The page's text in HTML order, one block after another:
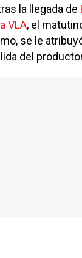
la llegada de
VLA, el
se le
del